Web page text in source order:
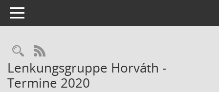
Toggle navigation
Rechercheauswahl
RSS-Feed
Lenkungsgruppe Horváth -
Termine 2020